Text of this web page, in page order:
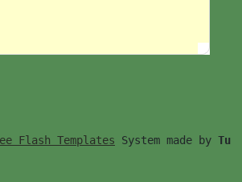
Flash Templates System made by Tu